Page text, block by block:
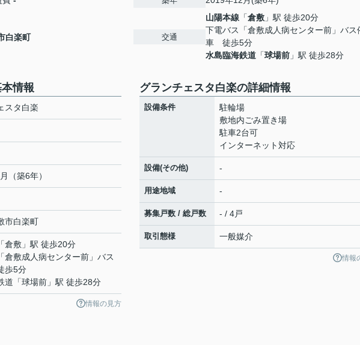
白楽町 交通
山陽本線 「倉敷 」駅 徒歩20分
下電バス「倉敷成人病センター前」バス
車 徒歩5分
水島臨海鉄道 「球場前 」駅 徒歩28分
情報
スタ白楽
（築6年）
市白楽町
「倉敷 」駅 徒歩20分
倉敷成人病センター前」バス
歩5分
道 「球場前 」駅 徒歩28分
情報の見方
グランチェスタ白楽の詳細情報
設備条件
駐輪場
敷地内ごみ置き場
駐車2台可
インターネット対応
設備(その他) -
用途地域 -
募集戸数 / 総戸数 - / 4戸
取引態様 一般媒介
情報